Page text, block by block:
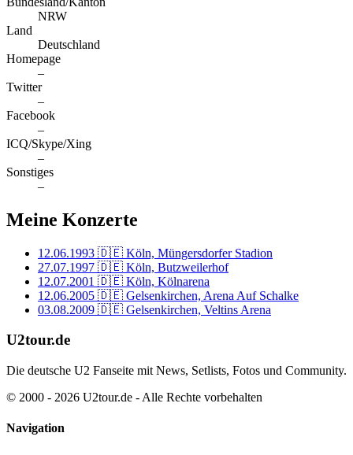
NRW
Land
Deutschland
Homepage
–
Twitter
–
Facebook
–
ICQ/Skype/Xing
–
Sonstiges
–
Meine Konzerte
12.06.1993 🇩🇪 Köln, Müngersdorfer Stadion
27.07.1997 🇩🇪 Köln, Butzweilerhof
12.07.2001 🇩🇪 Köln, Kölnarena
12.06.2005 🇩🇪 Gelsenkirchen, Arena Auf Schalke
03.08.2009 🇩🇪 Gelsenkirchen, Veltins Arena
U2tour.de
Die deutsche U2 Fanseite mit News, Setlists, Fotos und Community.
© 2000 - 2026 U2tour.de - Alle Rechte vorbehalten
Navigation